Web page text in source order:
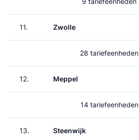
11. Zwolle
28 tariefeenheden
12. Meppel
14 tariefeenheden
13. Steenwijk